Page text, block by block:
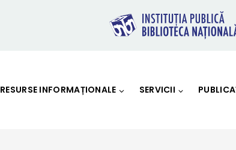
RESURSE INFORMAȚIONALE SERVICII